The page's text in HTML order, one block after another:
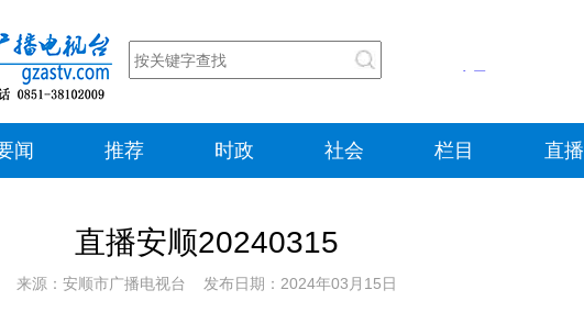
闻 推荐 时政 社会 栏目 直播
直播安顺20240315
来源：安顺市广播电视台 发布日期：2024年03月15日